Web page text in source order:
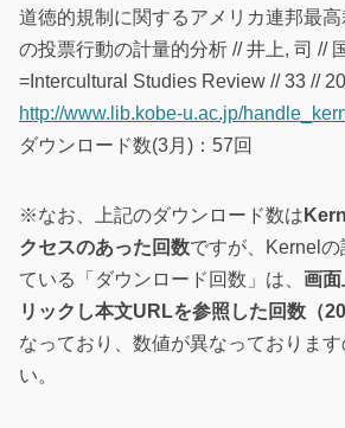
道徳的規制に関するアメリカ連邦最
の投票行動の計量的分析 // 井上, 司 //
=Intercultural Studies Review // 33 //
http://www.lib.kobe-u.ac.jp/
ダウンロード数(3月)：57回
※なお、上記のダウンロード数は
クセスのあった回数ですが、Kernel
ている「ダウンロード回数」は、 画面
リックし本文URLを参照した回数（
なっており、数値が異なっておりま
い。